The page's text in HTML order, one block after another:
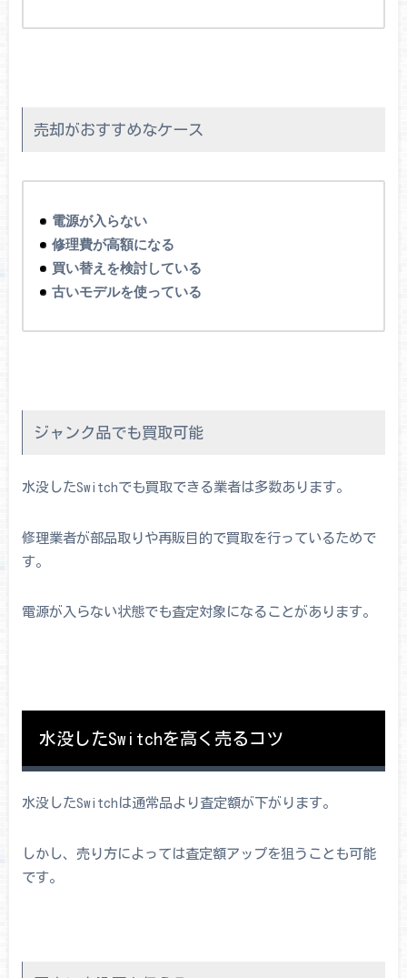
売却がおすすめなケース
電源が入らない
修理費が高額になる
買い替えを検討している
古いモデルを使っている
ジャンク品でも買取可能
水没したSwitchでも買取できる業者は多数あります。
修理業者が部品取りや再販目的で買取を行っているためで
す。
電源が入らない状態でも査定対象になることがあります。
水没したSwitchを高く売るコツ
水没したSwitchは通常品より査定額が下がります。
しかし、売り方によっては査定額アップを狙うことも可能
です。